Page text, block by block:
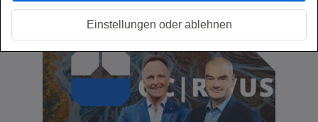
Einstellungen oder ablehnen
Verwandte Inhalte